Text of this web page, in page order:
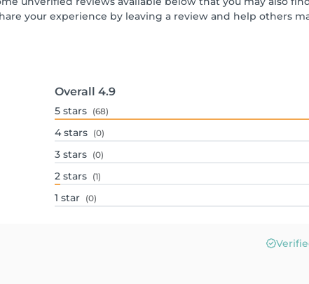
your experience by leaving a review and help others
Overall 4.9
5 stars (68)
4 stars (0)
3 stars (0)
2 stars (1)
1 star (0)